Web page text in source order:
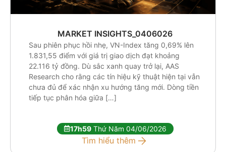
MARKET INSIGHTS_0406026
Sau phiên phục hồi nhẹ, VN-Index tăng 0,69% lên
1.831,55 điểm với giá trị giao dịch đạt khoảng
22.116 tỷ đồng. Dù sắc xanh quay trở lại, AAS
Research cho rằng các tín hiệu kỹ thuật hiện tại vẫn
chưa đủ để xác nhận xu hướng tăng mới. Dòng tiền
tiếp tục phân hóa giữa […]
17h59Thứ Năm 04/06/2026
Tìm hiểu thêm